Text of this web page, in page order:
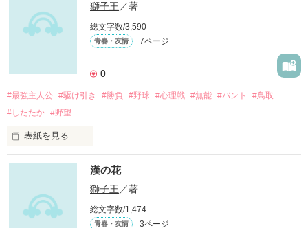
現代社会の生活に戸惑いながらもダメ男と同棲生活をするお姫
様との恋愛物語爆誕！
獅子王／著
総文字数/3,590
青春・友情 7ページ
0
#最強主人公 #駆け引き #勝負 #野球 #心理戦 #無能 #バント
#鳥取
#したたか #野望
表紙を見る
近年の高校野球では山陰・・・特に鳥取県が全国的に勝率が低
その原因はスター・・・鳥取の高校野球を引っ張っていくスタ
ー的な選手がいないからである。
漢の花
獅子王 ／著
総文字数/1,474
青春・友情 3ページ